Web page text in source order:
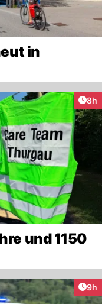
in
8h
und 1150
9h